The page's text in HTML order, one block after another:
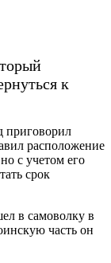
к
приговорил
расположение
с учетом его
срок
в самоволку в
часть он